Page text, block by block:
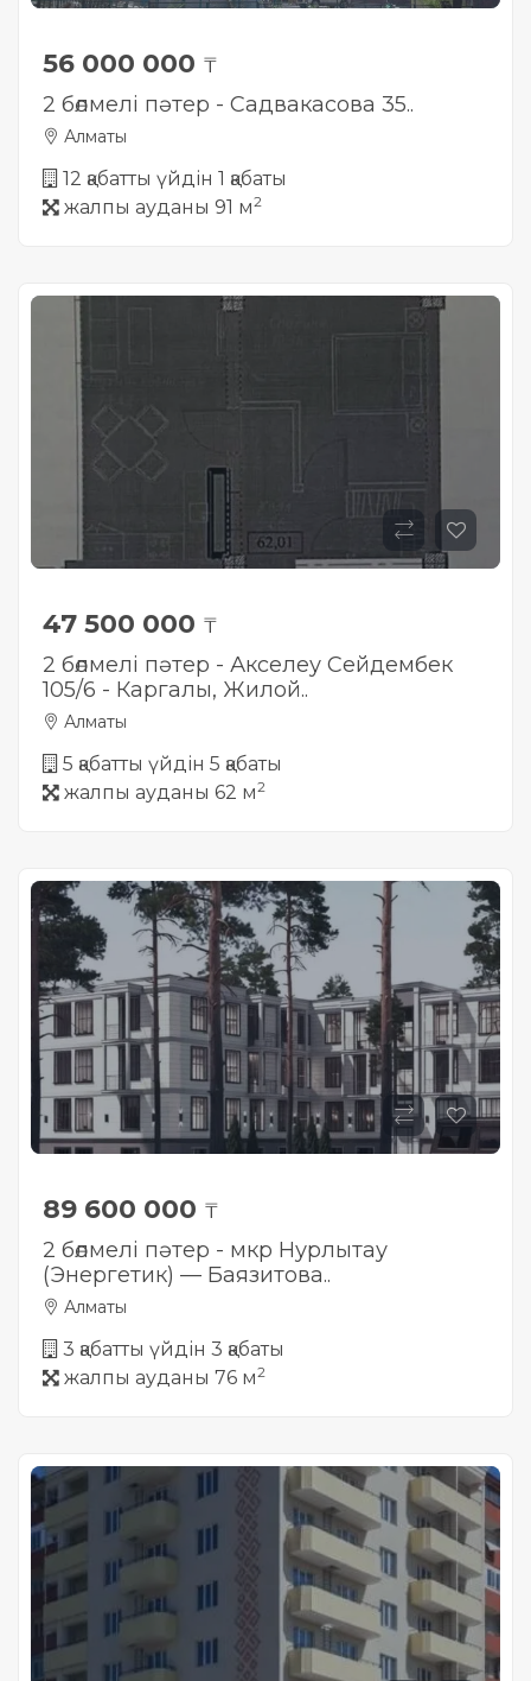
56 000 000 ₸
2 бөлмелі пәтер - Садвакасова 35..
Алматы
12 қабатты үйдін 1 қабаты
жалпы ауданы 91 м2
47 500 000 ₸
2 бөлмелі пәтер - Акселеу Сейдембек
105/6 - Каргалы, Жилой..
Алматы
5 қабатты үйдін 5 қабаты
жалпы ауданы 62 м2
89 600 000 ₸
2 бөлмелі пәтер - мкр Нурлытау
(Энергетик) — Баязитова..
Алматы
3 қабатты үйдін 3 қабаты
жалпы ауданы 76 м2